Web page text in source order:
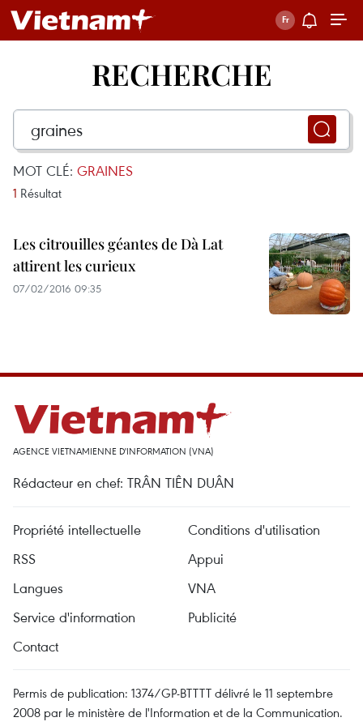
RECHERCHE
MOT CLÉ: GRAINES
1 Résultat
Les citrouilles géantes de Dà Lat
attirent les curieux
07/02/2016 09:35
AGENCE VIETNAMIENNE D'INFORMATION (VNA)
Rédacteur en chef: TRÂN TIÊN DUÂN
Propriété intellectuelle
Conditions d'utilisation
RSS
Appui
Langues
VNA
Service d'information
Publicité
Contact
Permis de publication: 1374/GP-BTTTT délivré le 11 septembre
2008 par le ministère de l'Information et de la Communication.